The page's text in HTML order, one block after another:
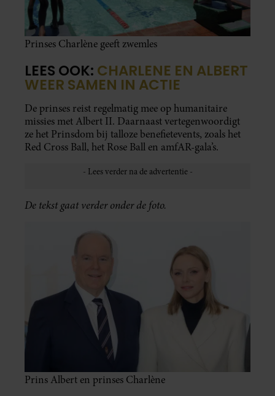
Prinses Charlène geeft zwemles
LEES OOK: CHARLENE EN ALBERT
WEER SAMEN IN ACTIE
De prinses reist regelmatig mee op humanitaire
missies met Albert II. Daarnaast vertegenwoordigt
ze het Prinsdom bij talloze benefietevents, zoals het
Red Cross Ball, het Rose Ball en amfAR-gala’s.
De tekst gaat verder onder de foto.
Prins Albert en prinses Charlène